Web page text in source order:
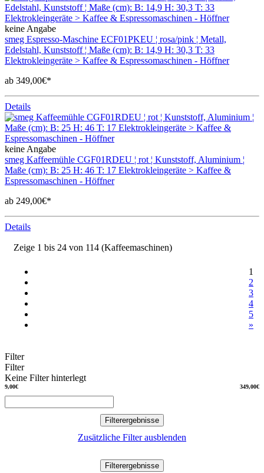
keine Angabe
smeg Espresso-Maschine ECF01PKEU ¦ rosa/pink ¦ Metall,
Edelstahl, Kunststoff ¦ Maße (cm): B: 14,9 H: 30,3 T: 33
Elektrokleingeräte > Kaffee & Espressomaschinen - Höffner
ab 349,00€*
Details
keine Angabe
smeg Kaffeemühle CGF01RDEU ¦ rot ¦ Kunststoff, Aluminium ¦
Maße (cm): B: 25 H: 46 T: 17 Elektrokleingeräte > Kaffee &
Espressomaschinen - Höffner
ab 249,00€*
Details
Zeige 1 bis 24 von 114 (Kaffeemaschinen)
1
2
3
4
5
»
Filter
Filter
Keine Filter hinterlegt
9,00€ 349,00€
Filterergebnisse
Zusätzliche Filter ausblenden
Filterergebnisse